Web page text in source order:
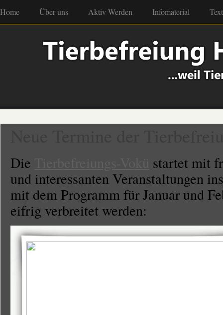
Home Über uns Aktiv Werden Infomaterial
Die
startet mit
und interessanten Veranstaltungen
mit dem Programm für Januar und
eifrig verbreitet werden: